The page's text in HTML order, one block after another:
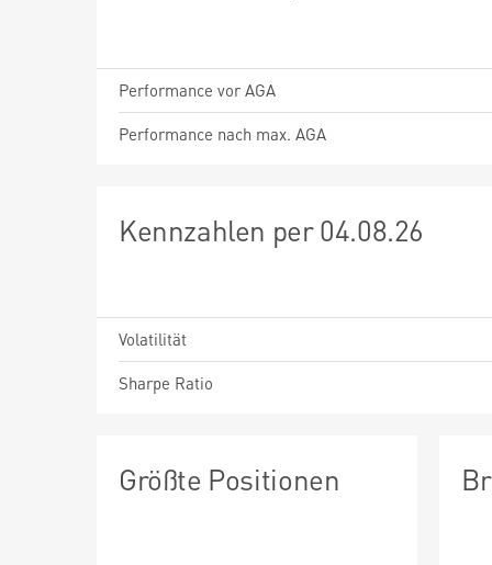
Performance vor AGA
Performance nach max. AGA
Kennzahlen per 04.08.26
Volatilität
Sharpe Ratio
Größte Positionen